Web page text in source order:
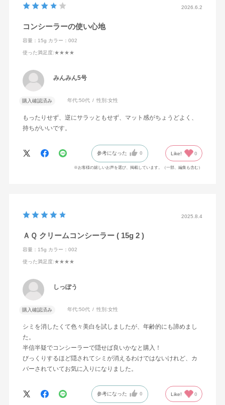
2026.6.2
コンシーラーの使い心地
容量：15g カラー：002
使った満足度:★★★★
みんみん5号
購入確認済み 年代:50代 性別:女性
もったりせず、逆にサラッともせず、マット感がちょうどよく、
持ちがいいです。
参考になった 0 Like! 0
※お客様の嬉しいお声を選び、掲載しています。（一部、編集も含む）
2025.8.4
ＡＱ クリームコンシーラー ( 15g 2 )
容量：15g カラー：002
使った満足度:★★★★
しっぽう
購入確認済み 年代:50代 性別:女性
シミを消したくて色々美白を試しましたが、年齢的にも諦めまし
た。
半信半疑でコンシーラーで隠せば良いかなと購入！
びっくりするほど隠されてシミが消えるわけではないけれど、カ
バーされていてお気に入りになりました。
参考になった 0 Like! 0